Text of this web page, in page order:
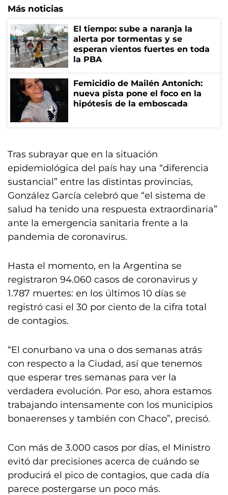
Más noticias
El tiempo: sube a naranja la
alerta por tormentas y se
esperan vientos fuertes en toda
la PBA
Femicidio de Mailén Antonich:
nueva pista pone el foco en la
hipótesis de la emboscada
Tras subrayar que en la situación
epidemiológica del país hay una “diferencia
sustancial” entre las distintas provincias,
González García celebró que “el sistema de
salud ha tenido una respuesta extraordinaria”
ante la emergencia sanitaria frente a la
pandemia de coronavirus.
Hasta el momento, en la Argentina se
registraron 94.060 casos de coronavirus y
1.787 muertes: en los últimos 10 días se
registró casi el 30 por ciento de la cifra total
de contagios.
“El conurbano va una o dos semanas atrás
con respecto a la Ciudad, así que tenemos
que esperar tres semanas para ver la
verdadera evolución. Por eso, ahora estamos
trabajando intensamente con los municipios
bonaerenses y también con Chaco”, precisó.
Con más de 3.000 casos por días, el Ministro
evitó dar precisiones acerca de cuándo se
producirá el pico de contagios, que cada día
parece postergarse un poco más.